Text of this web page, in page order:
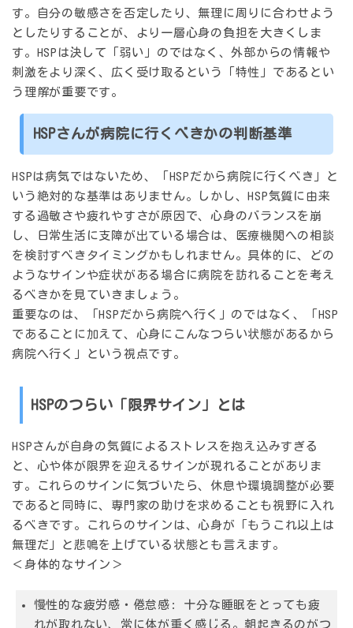
す。自分の敏感さを否定したり、無理に周りに合わせよう
としたりすることが、より一層心身の負担を大きくしま
す。HSPは決して「弱い」のではなく、外部からの情報や
刺激をより深く、広く受け取るという「特性」であるとい
う理解が重要です。
HSPさんが病院に行くべきかの判断基準
HSPは病気ではないため、「HSPだから病院に行くべき」と
いう絶対的な基準はありません。しかし、HSP気質に由来
する過敏さや疲れやすさが原因で、心身のバランスを崩
し、日常生活に支障が出ている場合は、医療機関への相談
を検討すべきタイミングかもしれません。具体的に、どの
ようなサインや症状がある場合に病院を訪れることを考え
るべきかを見ていきましょう。
重要なのは、「HSPだから病院へ行く」のではなく、「HSP
であることに加えて、心身にこんなつらい状態があるから
病院へ行く」という視点です。
HSPのつらい「限界サイン」とは
HSPさんが自身の気質によるストレスを抱え込みすぎる
と、心や体が限界を迎えるサインが現れることがありま
す。これらのサインに気づいたら、休息や環境調整が必要
であると同時に、専門家の助けを求めることも視野に入れ
るべきです。これらのサインは、心身が「もうこれ以上は
無理だ」と悲鳴を上げている状態とも言えます。
＜身体的なサイン＞
慢性的な疲労感・倦怠感:
十分な睡眠をとっても疲
れが取れない、常に体が重く感じる。朝起きるのがつ